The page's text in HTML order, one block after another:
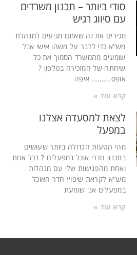
סודי ביותר – תכנון משרדים
עם סיווג רגיש
מכירים את זה שאתם מגיעים למנהלת
מש"א כדי לדבר על משהו אישי אבל
שומעים מהמשרד הסמוך את כל
שיחתה של המזכירה בטלפון ?
אופס………. איפה
קרא עוד »
לצאת למסעדה אצלנו
במפעל
מהי הטעות הגדולה ביותר שעושים
בתכנון חדרי אוכל במפעלים ? בכל אחת
ואחת מהפגישות שלי עם מנהלות
מש"א לקראת שיפוץ חדר האוכל
במפעלים אני שומעת
קרא עוד »